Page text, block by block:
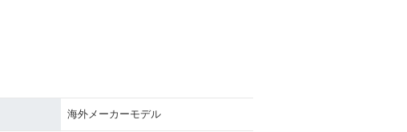
海外メーカーモデル